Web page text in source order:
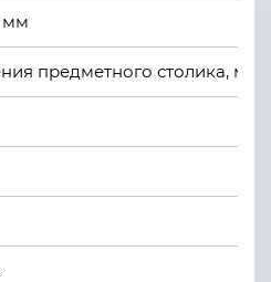
мм
предметного столика, мм